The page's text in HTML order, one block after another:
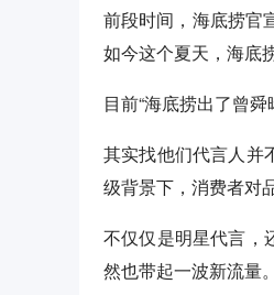
前段时间，海底捞官
如今这个夏天，海底
目前“海底捞出了曾
其实找他们代言人并
级背景下，消费者对
不仅仅是明星代言，
然也带起一波新流量。